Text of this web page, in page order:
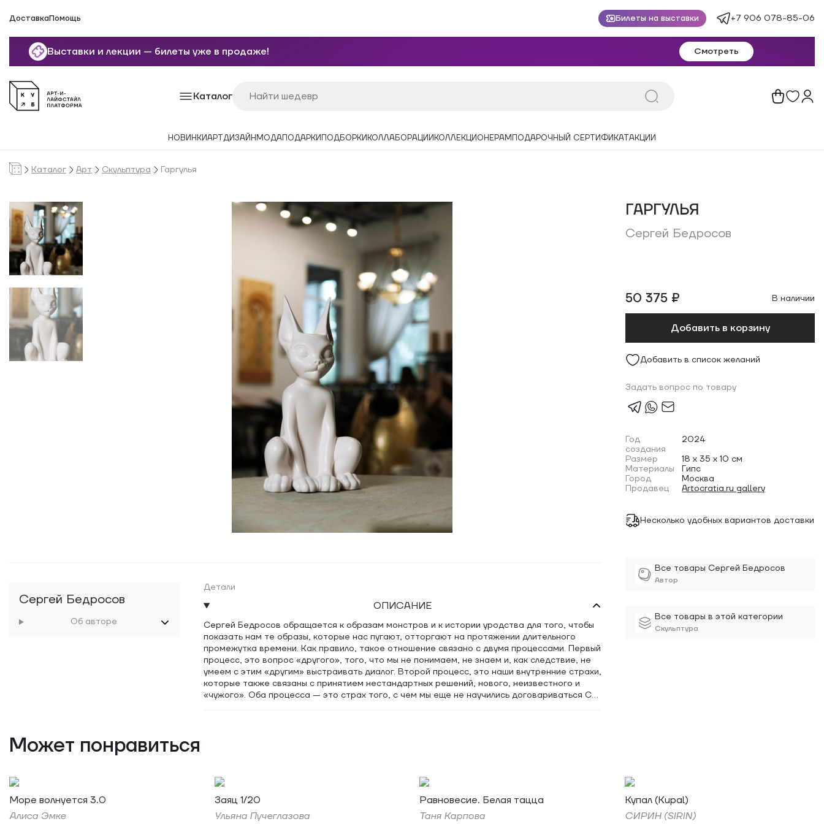
ДоставкаПомощь Билеты на выставки +7 906 078-85-06
Выставки и лекции — билеты уже в продаже! Смотреть
Каталог
НОВИНКИАРТДИЗАЙН МОДАПОДАРКИ ПОДБОРКИ КОЛЛАБОРАЦИИ КОЛЛЕКЦИОНЕРАМ ПОДАРОЧНЫЙ СЕРТИФИКАТАКЦИИ
Каталог Арт Скульптура Гаргулья
ГАРГУЛЬЯ
Сергей Бедросов
50 375 ₽ В наличии
Добавить в корзину
Добавить в список желаний
Задать вопрос по товару
Год
создания
2024
Размер
18 x 35 x 10 см
Материалы
Гипс
Город
Москва
Продавец
Artocratia.ru gallery
Несколько удобных вариантов доставки
Все товары Сергей Бедросов
Автор
Все товары в этой категории
Скульптура
Сергей Бедросов
Об авторе
Детали
ОПИСАНИЕ
Сергей Бедросов обращается к образам монстров и к истории уродства для того, чтобы
показать нам те образы, которые нас пугают, отторгают на протяжении длительного
промежутка времени. Как правило, такое отношение связано с двумя процессами. Первый
процесс, это вопрос «другого», того, что мы не понимаем, не знаем и, как следствие, не
умеем с этим «другим» выстраивать диалог. Второй процесс, это наши внутренние страхи,
которые также связаны с принятием нестандартных решений, нового, неизвестного и
«чужого». Оба процесса — это страх того, с чем мы еще не научились договариваться С
Так проект «Горгульи» — это проект, созданный на стыке милого и страшного. Художник
берет образ горгульи с Собора Парижской богоматери и объединяет его с теми
образами, которые мы воспринимаем как милые, домашние и защищающие нас. Один из
Может понравиться
Море волнуется 3.0
Алиса Эмке
Заяц 1/20
Ульяна Пучеглазова
Равновесие. Белая тацца
Таня Карпова
Купал (Kupal)
СИРИН (SIRIN)